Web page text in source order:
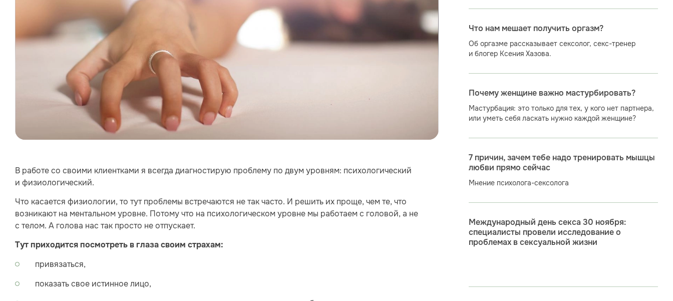
В работе со своими клиентками я всегда диагностирую проблему по двум уровням: психологический
и физиологический.
Что касается физиологии, то тут проблемы встречаются не так часто. И решить их проще, чем те, что
возникают на ментальном уровне. Потому что на психологическом уровне мы работаем с головой, а не
с телом. А голова нас так просто не отпускает.
Тут приходится посмотреть в глаза своим страхам:
привязаться,
показать свое истинное лицо,
Что нам мешает получить оргазм?
Об оргазме рассказывает сексолог, секс-тренер
и блогер Ксения Хазова.
Почему женщине важно мастурбировать?
Мастурбация: это только для тех, у кого нет партнера,
или уметь себя ласкать нужно каждой женщине?
7 причин, зачем тебе надо тренировать мышцы
любви прямо сейчас
Мнение психолога-сексолога
Международный день секса 30 ноября:
специалисты провели исследование о
проблемах в сексуальной жизни